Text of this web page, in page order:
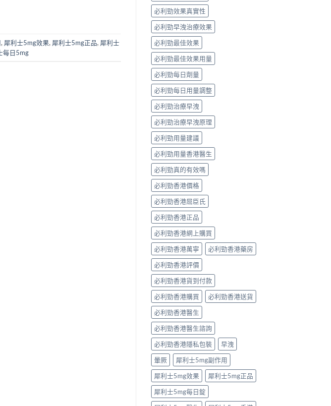
, 犀利士5mg效果, 犀利士5mg正品, 犀利士
每日5mg
必利勁效果真實性
必利勁早洩治療效果
必利勁最佳效果
必利勁最佳效果用量
必利勁每日劑量
必利勁每日用量調整
必利勁治療早洩
必利勁治療早洩原理
必利勁用量建議
必利勁用量香港醫生
必利勁真的有效嗎
必利勁香港價格
必利勁香港屈臣氏
必利勁香港正品
必利勁香港網上購買
必利勁香港萬寧
必利勁香港藥房
必利勁香港評價
必利勁香港貨到付款
必利勁香港購買
必利勁香港送貨
必利勁香港醫生
必利勁香港醫生諮詢
必利勁香港隱私包裝
早洩
暈厥
犀利士5mg副作用
犀利士5mg效果
犀利士5mg正品
犀利士5mg每日錠